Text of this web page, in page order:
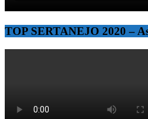
TOP SERTANEJO 2020 –